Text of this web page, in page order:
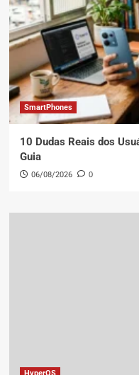
SmartPhones
10 Dudas Reais dos
Guia
06/08/2026 0